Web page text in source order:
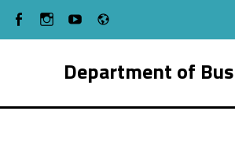
Department of
primary-56128-16
WebMan on FacebookWebMan on InstagramWebMan on Youtube